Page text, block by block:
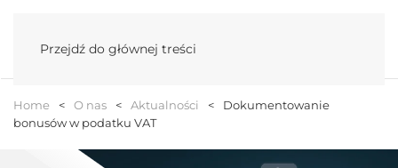
Przejdź do głównej treści
Home O nas Aktualności
Dokumentowanie
bonusów w podatku VAT